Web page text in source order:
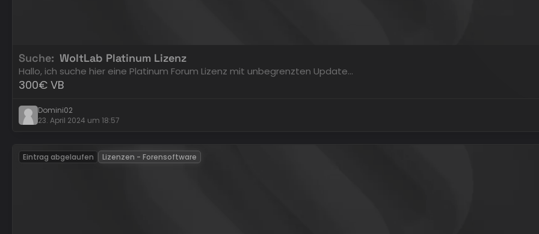
Suche WoltLab Platinum Lizenz
Hallo, ich suche hier eine Platinum Forum Lizenz mit unbegrenzten Update…
300€ VB
Domini02
23. April 2024 um 18:57
Eintrag abgelaufen Lizenzen - Forensoftware